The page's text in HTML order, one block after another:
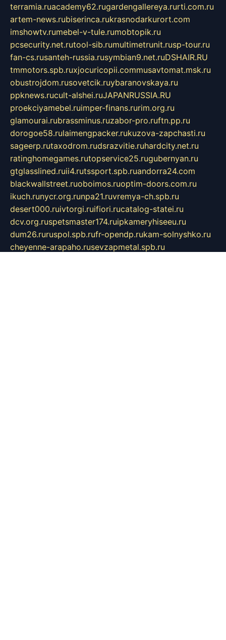
terramia.ruacademy62.rugardengallereya.rurti.com.ru
artem-news.rubiserinca.rukrasnodarkurort.com
imshowtv.rumebel-v-tule.rumobtopik.ru
pcsecurity.net.rutool-sib.rumultimetrunit.rusp-tour.ru
fan-cs.rusanteh-russia.rusymbian9.net.ruDSHAIR.RU
tmmotors.spb.ruxjocuricopii.commusavtomat.msk.ru
obustrojdom.rusovetcik.ruybaranovskaya.ru
ppknews.rucult-alshei.ruJAPANRUSSIA.RU
proekciyamebel.ruimper-finans.rurim.org.ru
glamourai.rubrassminus.ruzabor-pro.ruftn.pp.ru
dorogoe58.rulaimengpacker.rukuzova-zapchasti.ru
sageerp.rutaxodrom.rudsrazvitie.ruhardcity.net.ru
ratinghomegames.rutopservice25.rugubernyan.ru
gtglasslined.ruii4.rutssport.spb.ruandorra24.com
blackwallstreet.ruoboimos.ruoptim-doors.com.ru
ikuch.runycr.org.runpa21.ruvremya-ch.spb.ru
desert000.ruivtorgi.ruifiori.rucatalog-statei.ru
dcv.org.ruspetsmaster174.ruipkameryhiseeu.ru
dum26.ruruspol.spb.rufr-opendp.rukam-solnyshko.ru
cheyenne-arapaho.rusevzapmetal.spb.ru